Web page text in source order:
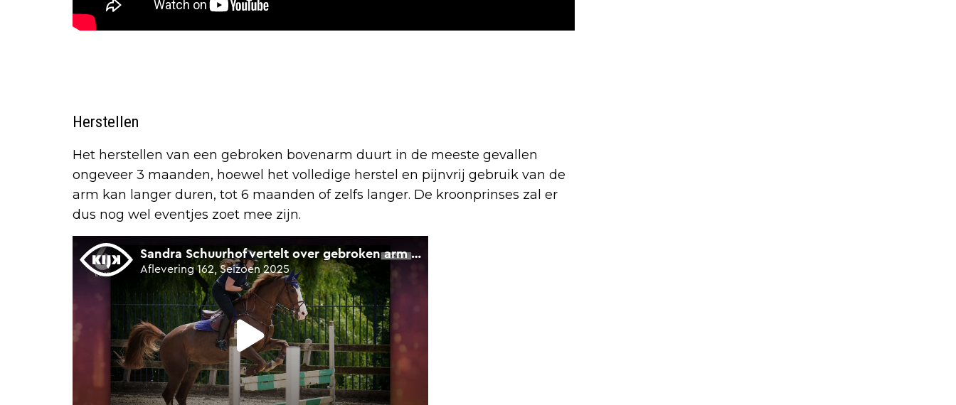
Herstellen
Het herstellen van een gebroken bovenarm duurt in de meeste gevallen
ongeveer 3 maanden, hoewel het volledige herstel en pijnvrij gebruik van de
arm kan langer duren, tot 6 maanden of zelfs langer. De kroonprinses zal er
dus nog wel eventjes zoet mee zijn.